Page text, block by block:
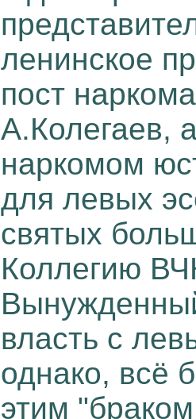
ленинское
пост
А.Колегаев,
наркомом
для левых
святых
Коллегию
власть с
однако, всё
этим